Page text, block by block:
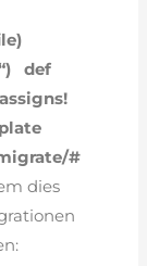
def
#
dies